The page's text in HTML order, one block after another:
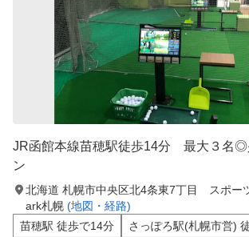
JR函館本線苗穂駅徒歩14分 最大３名◎
ン
北海道 札幌市中央区北4条東7丁目 スポー
ark札幌 (地図・経路)
苗穂駅 徒歩で14分
さっぽろ駅(札幌市営)